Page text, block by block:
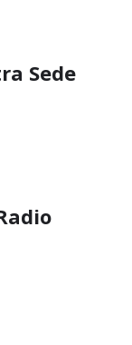
Sede